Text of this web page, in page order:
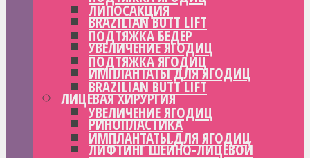
BRAZILIAN BUTT LIFT
УВЕЛИЧЕНИЕ ЯГОДИЦ
ИМПЛАНТАТЫ ДЛЯ ЯГОДИЦ
ЛИЦЕВАЯ ХИРУРГИЯ
РИНОПЛАСТИКА
ЛИФТИНГ ШЕЙНО-ЛИЦЕВОЙ
ЛИПОСАКЦИЯ
ПОДТЯЖКА БЕДЕР
ПОДТЯЖКА ЯГОДИЦ
BRAZILIAN BUTT LIFT
УВЕЛИЧЕНИЕ ЯГОДИЦ
ИМПЛАНТАТЫ ДЛЯ ЯГОДИЦ